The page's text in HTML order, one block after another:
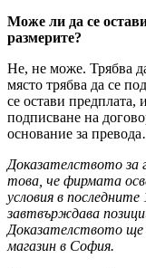
Може ли да се
размерите?
Не, не може. Трябва
място трябва да се
се остави предплата,
подписване на
основание за
Доказателството за
това, че фирмата
условия в
завтвърждава
Доказателството
магазин в София.